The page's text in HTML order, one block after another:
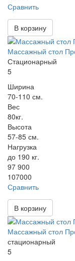
Сравнить
В корзину
Массажный стол
Стационарный
5
Ширина
70-110 см.
Вес
80кг.
Высота
57-85 см.
Нагрузка
до 190 кг.
97 900
107000
Сравнить
В корзину
Массажный стол
стационарный
5